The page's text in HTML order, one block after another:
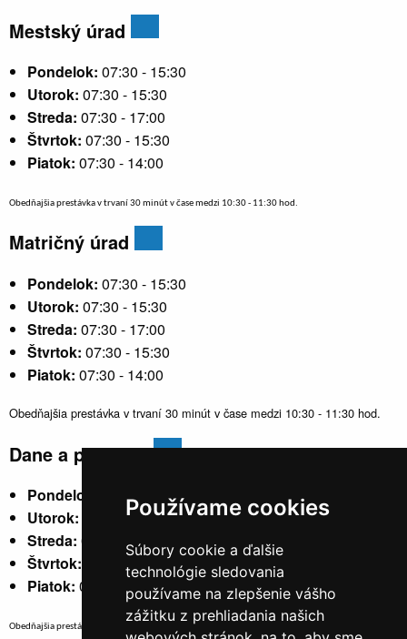
Používame cookies
Súbory cookie a ďalšie
technológie sledovania
používame na zlepšenie vášho
zážitku z prehliadania našich
Mestský úrad
Pondelok: 07:30 - 15:30
Utorok: 07:30 - 15:30
Streda: 07:30 - 17:00
Štvrtok: 07:30 - 15:30
Piatok: 07:30 - 14:00
Obedňajšia prestávka v trvaní 30 minút v čase medzi 10:30 - 11:30 hod.
Matričný úrad
Pondelok: 07:30 - 15:30
Utorok: 07:30 - 15:30
Streda: 07:30 - 17:00
Štvrtok: 07:30 - 15:30
Piatok: 07:30 - 14:00
Obedňajšia prestávka v trvaní 30 minút v čase medzi 10:30 - 11:30 hod.
Dane a poplatky
Pondelok:
07:30 - 15:30
Utorok:
nestránkový
Streda: 07:30 - 17:00
Štvrtok:
nestránkový
Piatok: 07:30 - 14:00
Obedňajšia prestávka v trvaní 30 minút v čase medzi 10:30 - 11:30 hod.